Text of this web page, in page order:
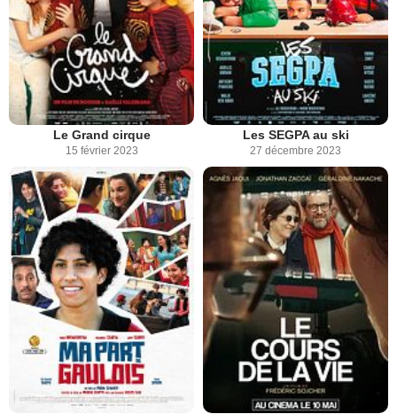
Le Grand cirque
15 février 2023
Les SEGPA au ski
27 décembre 2023